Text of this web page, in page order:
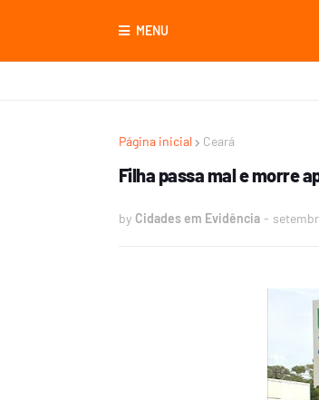
MENU
Página inicial Ceará
Filha passa mal e morre
by Cidades em Evidência -